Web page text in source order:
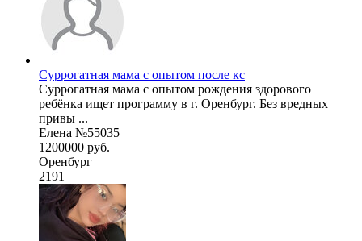
Суррогатная мама с опытом после кс
Суррогатная мама с опытом рождения здорового
ребёнка ищет программу в г. Оренбург. Без вредных
привы ...
Елена №55035
1200000 руб.
Оренбург
2191